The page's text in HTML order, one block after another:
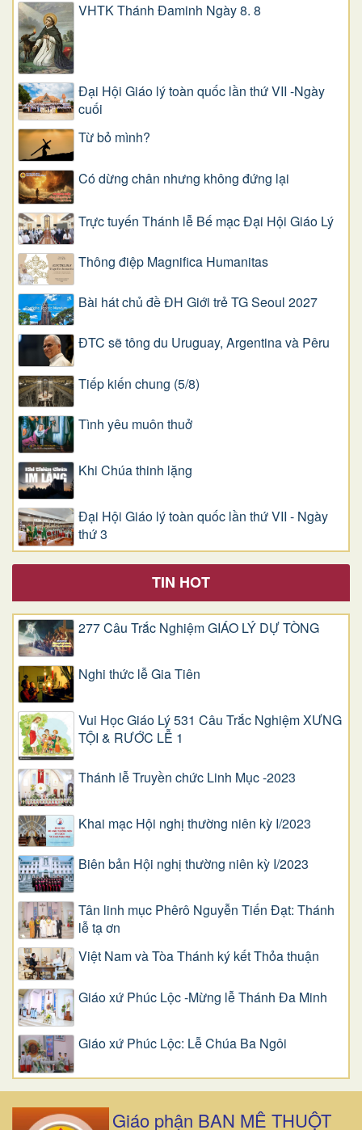
VHTK Thánh Đaminh Ngày 8. 8
Đại Hội Giáo lý toàn quốc lần thứ VII -Ngày
cuối
Từ bỏ mình?
Có dừng chân nhưng không đứng lại
Trực tuyến Thánh lễ Bế mạc Đại Hội Giáo Lý
Thông điệp Magnifica Humanitas
Bài hát chủ đề ĐH Giới trẻ TG Seoul 2027
ĐTC sẽ tông du Uruguay, Argentina và Pêru
Tiếp kiến chung (5/8)
Tình yêu muôn thuở
Khi Chúa thinh lặng
Đại Hội Giáo lý toàn quốc lần thứ VII - Ngày
thứ 3
TIN HOT
277 Câu Trắc Nghiệm GIÁO LÝ DỰ TÒNG
Nghi thức lễ Gia Tiên
Vui Học Giáo Lý 531 Câu Trắc Nghiệm XƯNG
TỘI & RƯỚC LỄ 1
Thánh lễ Truyền chức Linh Mục -2023
Khai mạc Hội nghị thường niên kỳ I/2023
Biên bản Hội nghị thường niên kỳ I/2023
Tân linh mục Phêrô Nguyễn Tiến Đạt: Thánh
lễ tạ ơn
Việt Nam và Tòa Thánh ký kết Thỏa thuận
Giáo xứ Phúc Lộc -Mừng lễ Thánh Đa Minh
Giáo xứ Phúc Lộc: Lễ Chúa Ba Ngôi
Giáo phận BAN MÊ THUỘT